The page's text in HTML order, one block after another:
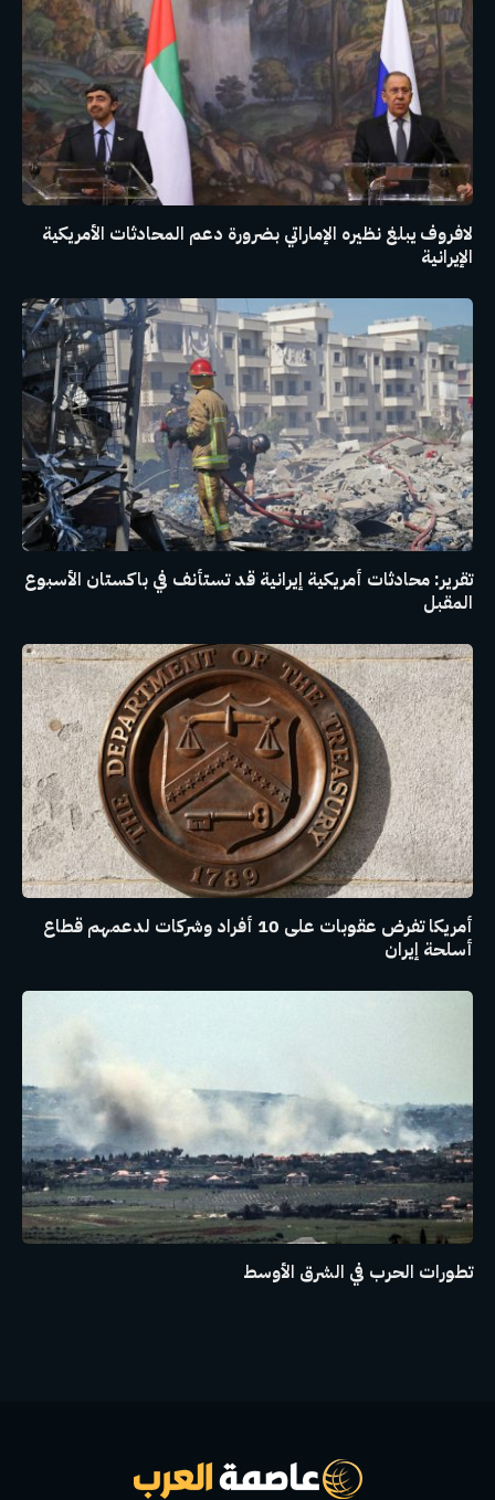
لافروف يبلغ نظيره الإماراتي بضرورة دعم المحادثات الأمريكية
الإيرانية
تقرير: محادثات أمريكية إيرانية قد تستأنف في باكستان الأسبوع
المقبل
أمريكا تفرض عقوبات على 10 أفراد وشركات لدعمهم قطاع
أسلحة إيران
تطورات الحرب في الشرق الأوسط